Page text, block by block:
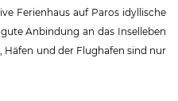
Ferienhaus auf Paros idyllische
Anbindung an das Inselleben
Häfen und der Flughafen sind nur